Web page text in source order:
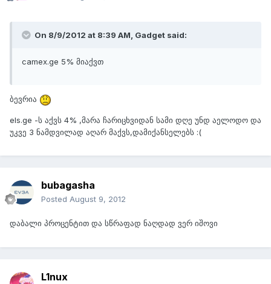
On 8/9/2012 at 8:39 AM, Gadget said:
camex.ge 5% მიაქვთ
ბევრია
els.ge -ს აქვს 4% ,მარა ჩარიცხვიდან სამი დღე უნდ აელოდო და
უკვე 3 ნამდვილად აღარ მაქვს,დამიქანსელებს :(
bubagasha
Posted August 9, 2012
დაბალი პროცენტით და სწრაფად ნაღდად ვერ იშოვი
L1nux